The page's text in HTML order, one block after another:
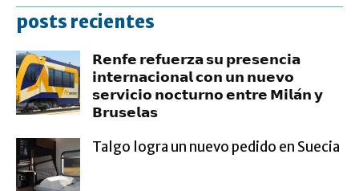
posts recientes
𝗥𝗲𝗻𝗳𝗲 𝗿𝗲𝗳𝘂𝗲𝗿𝘇𝗮 𝘀𝘂 𝗽𝗿𝗲𝘀𝗲𝗻𝗰𝗶𝗮
𝗶𝗻𝘁𝗲𝗿𝗻𝗮𝗰𝗶𝗼𝗻𝗮𝗹 𝗰𝗼𝗻 𝘂𝗻 𝗻𝘂𝗲𝘃𝗼
𝘀𝗲𝗿𝘃𝗶𝗰𝗶𝗼 𝗻𝗼𝗰𝘁𝘂𝗿𝗻𝗼 𝗲𝗻𝘁𝗿𝗲 𝗠𝗶𝗹𝗮́𝗻 𝘆
𝗕𝗿𝘂𝘀𝗲𝗹𝗮𝘀
Talgo logra un nuevo pedido en Suecia